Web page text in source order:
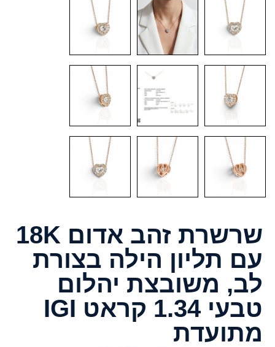
שרשרת זהב אדום 18K
עם תליון הילה בצורת
לב, משובצת יהלום
טבעי 1.34 קראט IGI
מתועדת